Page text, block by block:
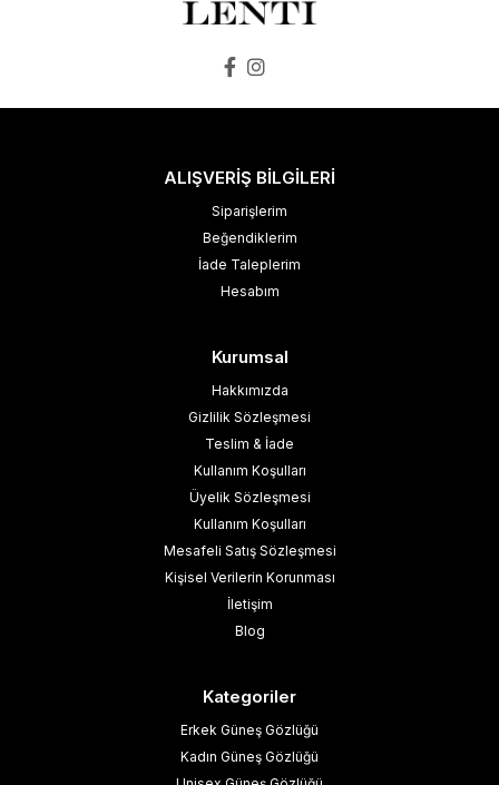
ALIŞVERİŞ BİLGİLERİ
Siparişlerim
Beğendiklerim
İade Taleplerim
Hesabım
Kurumsal
Hakkımızda
Gizlilik Sözleşmesi
Teslim & İade
Kullanım Koşulları
Üyelik Sözleşmesi
Kullanım Koşulları
Mesafeli Satış Sözleşmesi
Kişisel Verilerin Korunması
İletişim
Blog
Kategoriler
Erkek Güneş Gözlüğü
Kadın Güneş Gözlüğü